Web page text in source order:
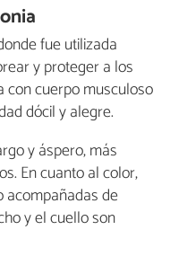
fue utilizada
y proteger a los
con cuerpo musculoso
dócil y alegre.
y áspero, más
En cuanto al color,
acompañadas de
y el cuello son